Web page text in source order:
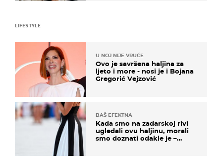
LIFESTYLE
U NOJ NIJE VRUĆE
Ovo je savršena haljina za
ljeto i more - nosi je i Bojana
Gregorić Vejzović
BAŠ EFEKTNA
Kada smo na zadarskoj rivi
ugledali ovu haljinu, morali
smo doznati odakle je –